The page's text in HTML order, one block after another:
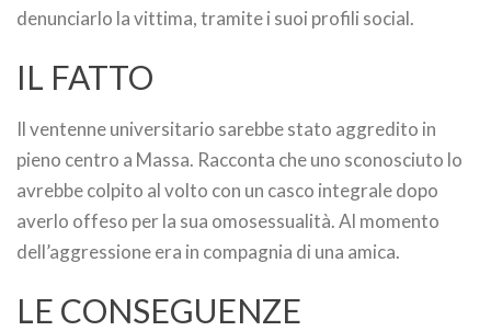
denunciarlo la vittima, tramite i suoi profili social.
IL FATTO
Il ventenne universitario sarebbe stato aggredito in
pieno centro a Massa. Racconta che uno sconosciuto lo
avrebbe colpito al volto con un casco integrale dopo
averlo offeso per la sua omosessualità. Al momento
dell’aggressione era in compagnia di una amica.
LE CONSEGUENZE